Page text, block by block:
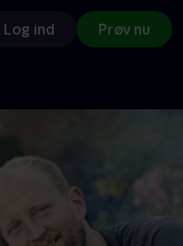
Log ind Prøv nu